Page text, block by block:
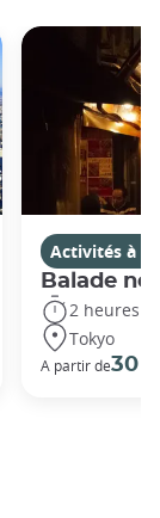
Activités à
Balade
2 heures
Tokyo
A partir de30